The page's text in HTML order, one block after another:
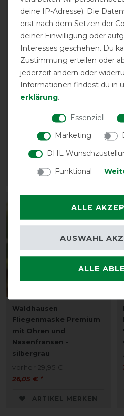
Fliegenspray
30,95 € *
Milliliter | 61,90 € / Liter
ARTIKEL MERKEN
Waldhausen
Fliegenmaske Premium
mit Ohren und
Nasenfransen -
silbergrau
vorher 29,95 €
26,05 € *
ARTIKEL MERKEN
deine IP-Adresse). Die
erst nach dem Setzen der
deiner Einwilligung oder
Interesses geschehen. Du
Zustimmung erteilen oder
jederzeit ändern oder
Informationen findest du in
erklärung.
Essenziell
Marketing
DHL
Funktional
ALLE
ALLE
AUSWAHL